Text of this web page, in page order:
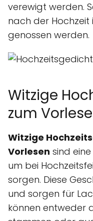
verewigt werden.
nach der
genossen werden.
Witzige
zum
Witzige
Vorlesen sind
um bei
sorgen. Diese
und sorgen für
können entweder